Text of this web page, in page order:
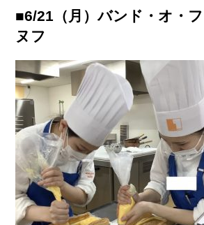
■6/21（月）バンド・オ・
ヌフ